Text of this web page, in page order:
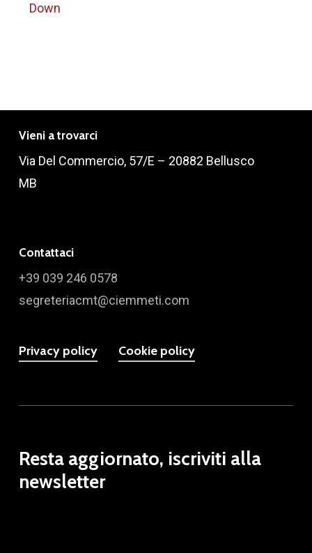
Down
Vieni a trovarci
Via Del Commercio, 57/E – 20882 Bellusco
MB
Contattaci
+39 039 246 0578
segreteriacmt@ciemmeti.com
Privacy policy Cookie policy
Resta aggiornato, iscriviti alla
newsletter